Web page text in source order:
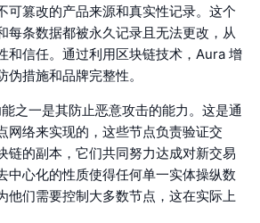
可篡改的产品来源和真实性记录。这个
每条数据都被永久记录且无法更改，从
和信任。通过利用区块链技术，Aura 增
措施和品牌完整性。
之一是其防止恶意攻击的能力。这是通
网络来实现的，这些节点负责验证交
链的副本，它们共同努力达成对新交易
中心化的性质使得任何单一实体操纵数
他们需要控制大多数节点，这在实际上